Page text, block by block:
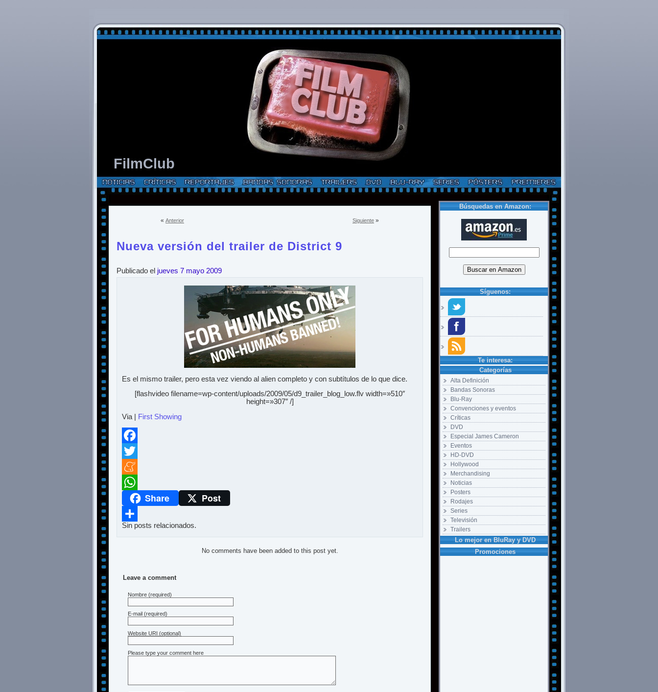
FilmClub
Búsquedas en Amazon:
Síguenos:
Te interesa:
Categorías
Alta Definición
Bandas Sonoras
Blu-Ray
Convenciones y eventos
Críticas
DVD
Especial James Cameron
Eventos
HD-DVD
Hollywood
Merchandising
Noticias
Posters
Rodajes
Series
Televisión
Trailers
Lo mejor en BluRay y DVD
Promociones
Siguiente »
« Anterior
Nueva versión del trailer de District 9
Publicado el jueves 7 mayo 2009
Es el mismo trailer, pero esta vez viendo al alien completo y con subtítulos de lo que dice.
[flashvideo filename=wp-content/uploads/2009/05/d9_trailer_blog_low.flv width=»510″
height=»307″ /]
Via |
First Showing
Facebook
Twitter
Meneame
WhatsAppShare Post
Compartir
Sin posts relacionados.
No comments have been added to this post yet.
Leave a comment
Nombre (required)
E-mail (required)
Website URI (optional)
Please type your comment here